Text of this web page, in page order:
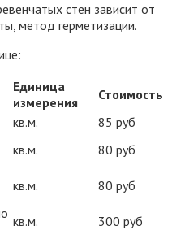
стен зависит от
метод герметизации.
Единица
измерения
Стоимость
кв.м.
85 руб
кв.м.
80 руб
кв.м.
80 руб
кв.м.
300 руб